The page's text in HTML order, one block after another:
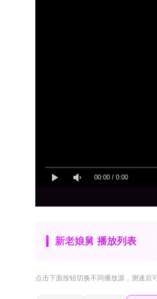
00:00 / 0:00
新老娘舅 播放列表
点击下面按钮切换不同播放源 ，测速后